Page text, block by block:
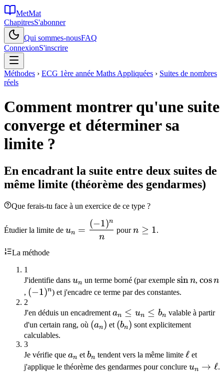
MetMat
ChapitresS'abonner
Qui sommes-nousFAQ
ConnexionS'inscrire
Méthodes › ECG 1ère année Maths Appliquées › Suites de nombres
réels
Comment montrer qu'une suite
converge et déterminer sa
limite ?
En encadrant la suite entre deux suites de
même limite (théorème des gendarmes)
Que ferais-tu face à un exercice de ce type ?
Étudier la limite de
u_n=\dfrac{(-1)^n}
{n}
un =
n
(−1)n
pour
n\ge
1
n ≥ 1.
La méthode
1
J'identifie dans u_n
un un terme borné (par exemple \sin
n
sinn,\cos
cosn
, (-1)^n
(−1)n) et j'encadre ce terme par des constantes.
2
J'en déduis un encadrement a_n\le
u_n\le
an ≤ un ≤ bn valable à partir
d'un certain rang, où (a_n)
(an) et (b_n)
(bn) sont explicitement
calculables.
3
Je vérifie que a_n
an et b_n
bn tendent vers la même limite \ell
ℓ et
j'applique le théorème des gendarmes pour conclure un → ℓ.